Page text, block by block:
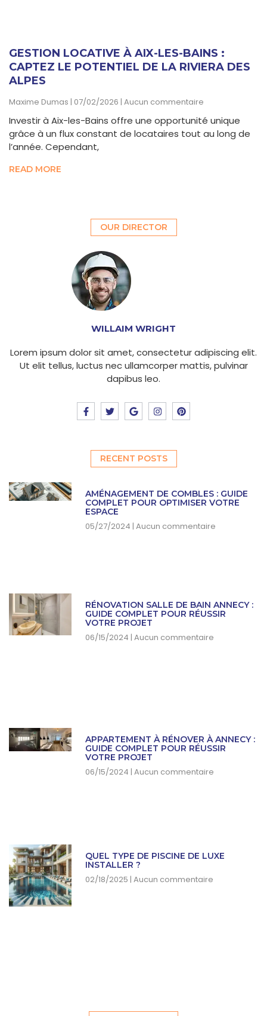
GESTION LOCATIVE À AIX-LES-BAINS :
CAPTEZ LE POTENTIEL DE LA RIVIERA DES
ALPES
Maxime Dumas 07/02/2026 Aucun commentaire
Investir à Aix-les-Bains offre une opportunité unique
grâce à un flux constant de locataires tout au long de
l’année. Cependant,
READ MORE
OUR DIRECTOR
WILLAIM WRIGHT
Lorem ipsum dolor sit amet, consectetur adipiscing elit.
Ut elit tellus, luctus nec ullamcorper mattis, pulvinar
dapibus leo.
F
a
c
T
w
i
r
G
o
o
I
n
s
r
a
P
i
n
RECENT POSTS
AMÉNAGEMENT DE COMBLES : GUIDE
COMPLET POUR OPTIMISER VOTRE
ESPACE
05/27/2024 Aucun commentaire
RÉNOVATION SALLE DE BAIN ANNECY :
GUIDE COMPLET POUR RÉUSSIR
VOTRE PROJET
06/15/2024 Aucun commentaire
APPARTEMENT À RÉNOVER À ANNECY :
GUIDE COMPLET POUR RÉUSSIR
VOTRE PROJET
06/15/2024 Aucun commentaire
QUEL TYPE DE PISCINE DE LUXE
INSTALLER ?
02/18/2025 Aucun commentaire